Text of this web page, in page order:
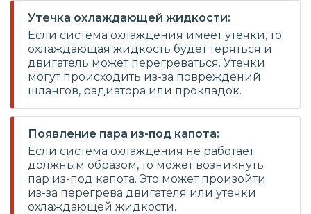
Утечка охлаждающей жидкости:
Если система охлаждения имеет утечки, то
охлаждающая жидкость будет теряться и
двигатель может перегреваться. Утечки
могут происходить из-за повреждений
шлангов, радиатора или прокладок.
Появление пара из-под капота:
Если система охлаждения не работает
должным образом, то может возникнуть
пар из-под капота. Это может произойти
из-за перегрева двигателя или утечки
охлаждающей жидкости.